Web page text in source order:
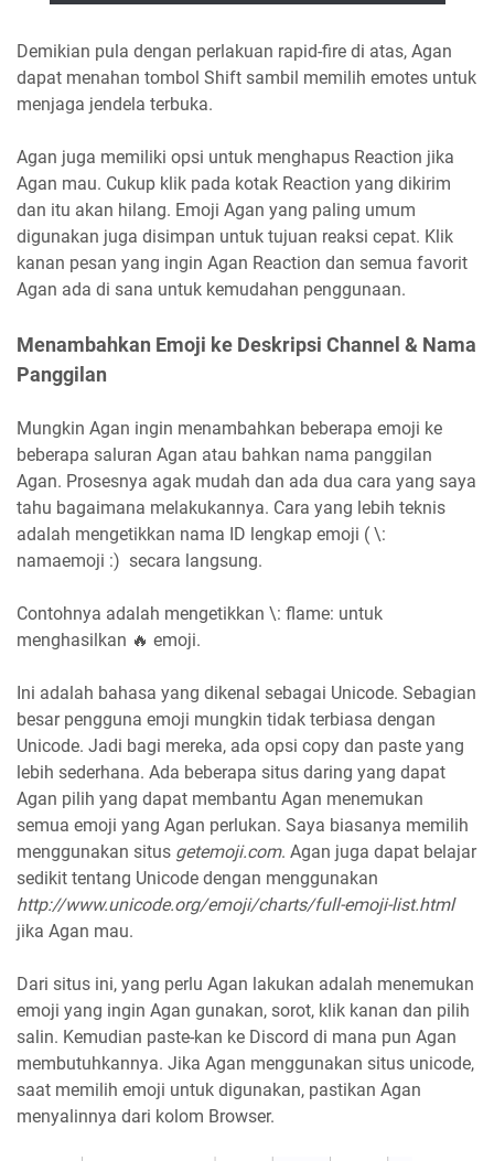
Demikian pula dengan perlakuan rapid-fire di atas, Agan
dapat menahan tombol Shift sambil memilih emotes untuk
menjaga jendela terbuka.
Agan juga memiliki opsi untuk menghapus Reaction jika
Agan mau. Cukup klik pada kotak Reaction yang dikirim
dan itu akan hilang. Emoji Agan yang paling umum
digunakan juga disimpan untuk tujuan reaksi cepat. Klik
kanan pesan yang ingin Agan Reaction dan semua favorit
Agan ada di sana untuk kemudahan penggunaan.
Menambahkan Emoji ke Deskripsi Channel & Nama
Panggilan
Mungkin Agan ingin menambahkan beberapa emoji ke
beberapa saluran Agan atau bahkan nama panggilan
Agan. Prosesnya agak mudah dan ada dua cara yang saya
tahu bagaimana melakukannya. Cara yang lebih teknis
adalah mengetikkan nama ID lengkap emoji ( \:
namaemoji :) secara langsung.
Contohnya adalah mengetikkan \: flame: untuk
menghasilkan 🔥 emoji.
Ini adalah bahasa yang dikenal sebagai Unicode. Sebagian
besar pengguna emoji mungkin tidak terbiasa dengan
Unicode. Jadi bagi mereka, ada opsi copy dan paste yang
lebih sederhana. Ada beberapa situs daring yang dapat
Agan pilih yang dapat membantu Agan menemukan
semua emoji yang Agan perlukan. Saya biasanya memilih
menggunakan situs getemoji.com. Agan juga dapat belajar
sedikit tentang Unicode dengan menggunakan
http://www.unicode.org/emoji/charts/full-emoji-list.html
jika Agan mau.
Dari situs ini, yang perlu Agan lakukan adalah menemukan
emoji yang ingin Agan gunakan, sorot, klik kanan dan pilih
salin. Kemudian paste-kan ke Discord di mana pun Agan
membutuhkannya. Jika Agan menggunakan situs unicode,
saat memilih emoji untuk digunakan, pastikan Agan
menyalinnya dari kolom Browser.